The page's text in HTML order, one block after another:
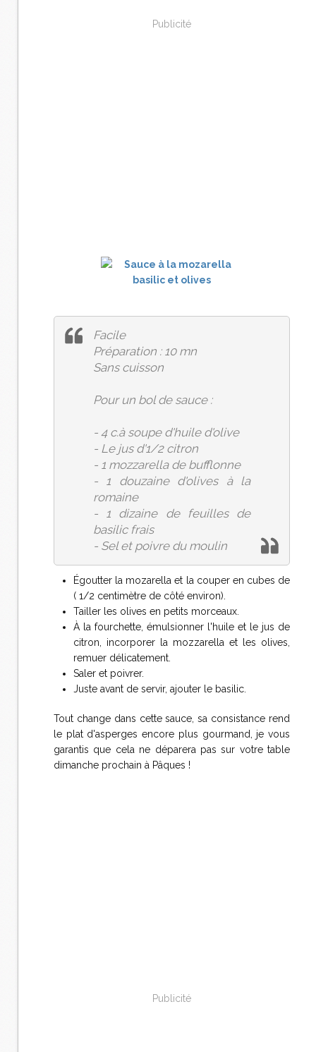
Publicité
Facile
Préparation : 10 mn
Sans cuisson
Pour un bol de sauce :
- 4 c.à soupe d'huile d'olive
- Le jus d'1/2 citron
- 1 mozzarella de bufflonne
- 1 douzaine d'olives à la
romaine
- 1 dizaine de feuilles de
basilic frais
- Sel et poivre du moulin
Égoutter la mozarella et la couper en cubes de
( 1/2 centimètre de côté environ).
Tailler les olives en petits morceaux.
À la fourchette, émulsionner l'huile et le jus de
citron, incorporer la mozzarella et les olives,
remuer délicatement.
Saler et poivrer.
Juste avant de servir, ajouter le basilic.
Tout change dans cette sauce, sa consistance rend
le plat d'asperges encore plus gourmand, je vous
garantis que cela ne déparera pas sur votre table
dimanche prochain à Pâques !
Publicité